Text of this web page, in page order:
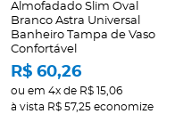
Almofadado Slim Oval
Branco Astra Universal
Banheiro Tampa de Vaso
Confortável
R$ 60,26
ou em 4xde R$ 15,06
à vista R$ 57,25economize